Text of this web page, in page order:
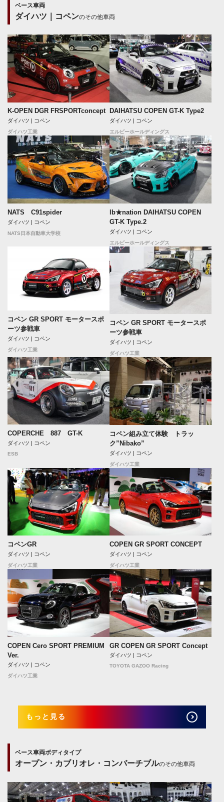
ベース車両
ダイハツ｜コペンのその他車両
K-OPEN DGR FRSPORTconcept
ダイハツ | コペン
ダイハツ工業
DAIHATSU COPEN GT-K Type2
ダイハツ | コペン
エルビーホールディングス
NATS C91spider
ダイハツ | コペン
NATS日本自動車大学校
lb★nation DAIHATSU COPEN
GT-K Type.2
ダイハツ | コペン
エルビーホールディングス
コペン GR SPORT モータースポ
ーツ参戦車
ダイハツ | コペン
ダイハツ工業
コペン GR SPORT モータースポ
ーツ参戦車
ダイハツ | コペン
ダイハツ工業
COPERCHE 887 GT-K
ダイハツ | コペン
ESB
コペン組み立て体験 トラッ
ク”Nibako”
ダイハツ | コペン
ダイハツ工業
コペンGR
ダイハツ | コペン
ダイハツ工業
COPEN GR SPORT CONCEPT
ダイハツ | コペン
ダイハツ工業
COPEN Cero SPORT PREMIUM
Ver.
ダイハツ | コペン
ダイハツ工業
GR COPEN GR SPORT Concept
ダイハツ | コペン
TOYOTA GAZOO Racing
もっと見る
ベース車両ボディタイプ
オープン・カブリオレ・コンバーチブルのその他車両